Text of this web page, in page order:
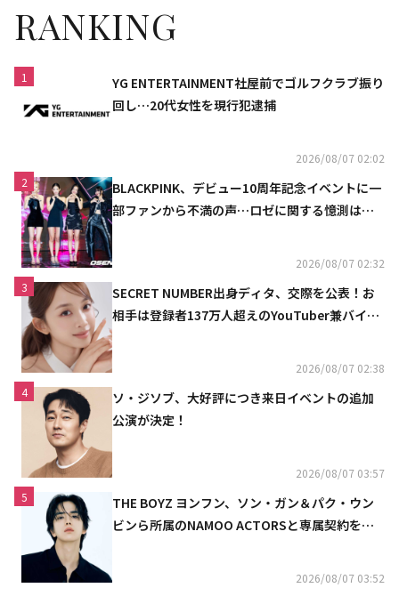
RANKING
1
YG ENTERTAINMENT社屋前でゴルフクラブ振り
回し…20代女性を現行犯逮捕
2026/08/07 02:02
2
BLACKPINK、デビュー10周年記念イベントに一
部ファンから不満の声…ロゼに関する憶測は否
2026/08/07 02:32
3
SECRET NUMBER出身ディタ、交際を公表！お
相手は登録者137万人超えのYouTuber兼バイオ
2026/08/07 02:38
4
ソ・ジソブ、大好評につき来日イベントの追加
公演が決定！
2026/08/07 03:57
5
THE BOYZ ヨンフン、ソン・ガン＆パク・ウン
ビンら所属のNAMOO ACTORSと専属契約を締
2026/08/07 03:52